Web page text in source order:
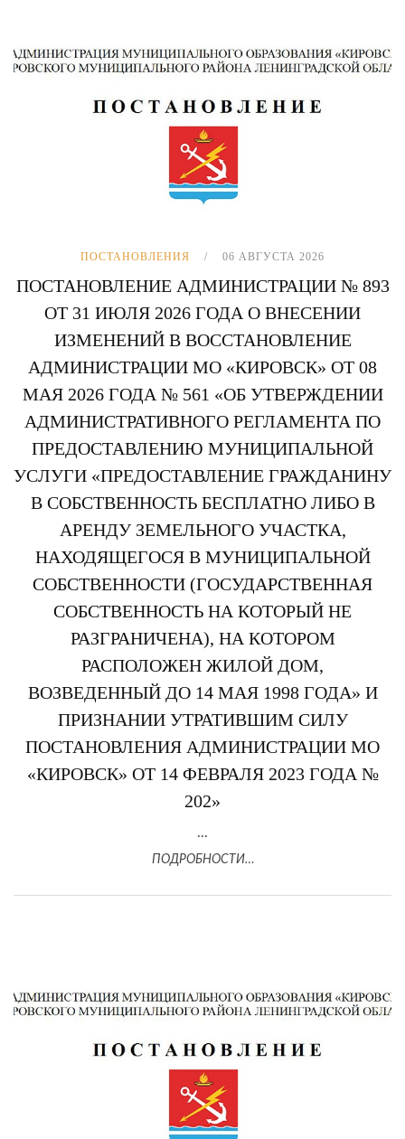
ПОСТАНОВЛЕНИЯ 06 АВГУСТА 2026
ПОСТАНОВЛЕНИЕ АДМИНИСТРАЦИИ № 893
ОТ 31 ИЮЛЯ 2026 ГОДА О ВНЕСЕНИИ
ИЗМЕНЕНИЙ В ВОССТАНОВЛЕНИЕ
АДМИНИСТРАЦИИ МО «КИРОВСК» ОТ 08
МАЯ 2026 ГОДА № 561 «ОБ УТВЕРЖДЕНИИ
АДМИНИСТРАТИВНОГО РЕГЛАМЕНТА ПО
ПРЕДОСТАВЛЕНИЮ МУНИЦИПАЛЬНОЙ
УСЛУГИ «ПРЕДОСТАВЛЕНИЕ ГРАЖДАНИНУ
В СОБСТВЕННОСТЬ БЕСПЛАТНО ЛИБО В
АРЕНДУ ЗЕМЕЛЬНОГО УЧАСТКА,
НАХОДЯЩЕГОСЯ В МУНИЦИПАЛЬНОЙ
СОБСТВЕННОСТИ (ГОСУДАРСТВЕННАЯ
СОБСТВЕННОСТЬ НА КОТОРЫЙ НЕ
РАЗГРАНИЧЕНА), НА КОТОРОМ
РАСПОЛОЖЕН ЖИЛОЙ ДОМ,
ВОЗВЕДЕННЫЙ ДО 14 МАЯ 1998 ГОДА» И
ПРИЗНАНИИ УТРАТИВШИМ СИЛУ
ПОСТАНОВЛЕНИЯ АДМИНИСТРАЦИИ МО
«КИРОВСК» ОТ 14 ФЕВРАЛЯ 2023 ГОДА №
202»
...
ПОДРОБНОСТИ…